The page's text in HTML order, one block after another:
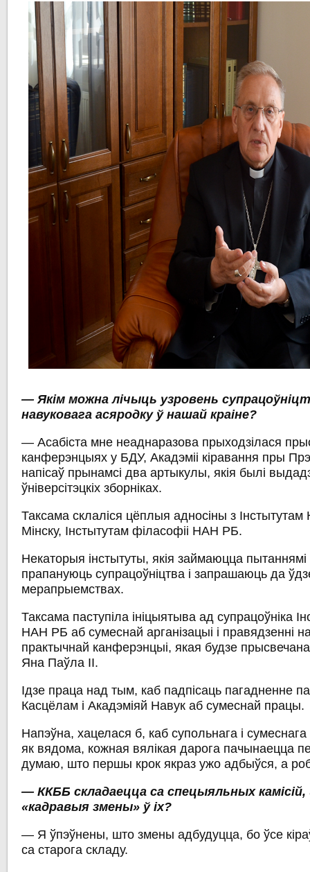
— Якім можна лічыць узровень
навуковага асяродку ў нашай краіне?
— Асабіста мне неаднаразова прыходзілася
канферэнцыях у БДУ, Акадэміі кіравання пры
напісаў прынамсі два артыкулы, якія былі
ўніверсітэцкіх зборніках.
Таксама склаліся цёплыя адносіны з Інстытутам
Мінску, Інстытутам філасофіі НАН РБ.
Некаторыя інстытуты, якія займаюцца пытаннямі
прапануюць супрацоўніцтва і запрашаюць да
мерапрыемствах.
Таксама паступіла ініцыятыва ад супрацоўніка
НАН РБ аб сумеснай арганізацыі і правядзенні
практычнай канферэнцыі, якая будзе
Яна Паўла ІІ.
Ідзе праца над тым, каб падпісаць пагадненне
Касцёлам і Акадэміяй Навук аб сумеснай працы.
Напэўна, хацелася б, каб супольнага і
як вядома, кожная вялікая дарога пачынаецца
думаю, што першы крок якраз ужо адбыўся, а
— ККББ складаецца са спецыяльных
«кадравыя змены» ў іх?
— Я ўпэўнены, што змены адбудуцца, бо ўсе
са старога складу.